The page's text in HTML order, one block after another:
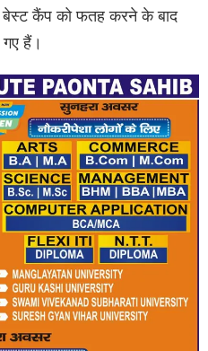
बेस्ट कैंप को फतह करने के बाद
गए हैं।